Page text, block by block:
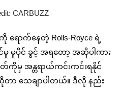
CARBUZZ
ရောက်နေတဲ့ Rolls-Royce ရဲ့
မူပိုင် ခွင့် အရတော့ အဆိုပါကား
မှ အန္တရာယ်ကင်းကင်းရနိုင်
ာ သေချာပါတယ်။ ဒီလို နည်း